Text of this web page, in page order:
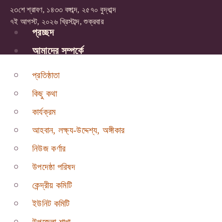
২৩শে শ্রাবণ, ১৪৩৩ বঙ্গাব্দ, ২৫৭০ বুদ্ধাব্দ
৭ই আগস্ট, ২০২৬ খ্রিস্টাব্দ, শুক্রবার
প্রচ্ছদ
আমাদের সম্পর্কে
প্রতিষ্ঠাতা
কিছু কথা
কার্যক্রম
আহবান, লক্ষ্য-উদ্দেশ্য, অঙ্গীকার
নিউজ কর্ণার
উপদেষ্ঠা পরিষদ
কেন্দ্রীয় কমিটি
ইউনিট কমিটি